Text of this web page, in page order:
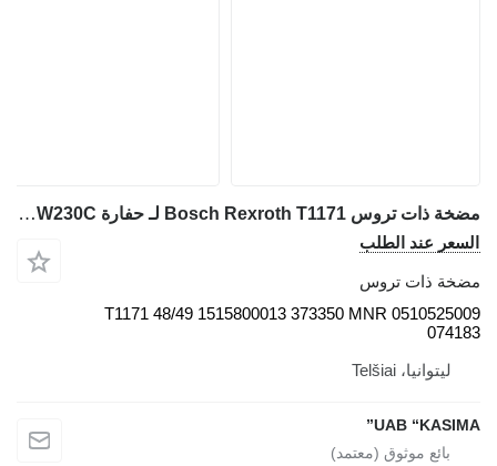
مضخة ذات تروس Bosch Rexroth T1171 لـ حفارة Volvo EW230C
عند الطلب
ذات تروس
T1171 48/49 1515800013 373350 MNR
ليتوانيا، Telšiai
UAB